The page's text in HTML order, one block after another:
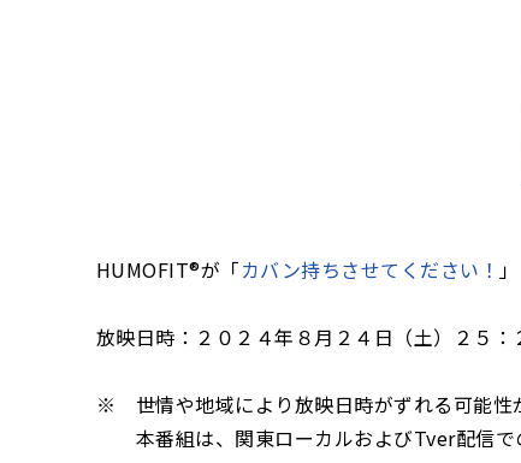
HUMOFIT®が「カバン持ちさせてください！
放映日時：２０２４年８月２４日（土）２５：
※ 世情や地域により放映日時がずれる可能性
本番組は、関東ローカルおよびTver配信で